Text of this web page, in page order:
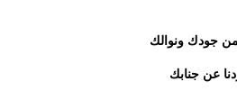
جودك ونوالك
عن جنابك